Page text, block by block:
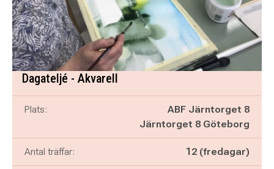
Dagateljé - Akvarell
Plats:
ABF Järntorget 8
Järntorget 8 Göteborg
Antal träffar: 12 (fredagar)